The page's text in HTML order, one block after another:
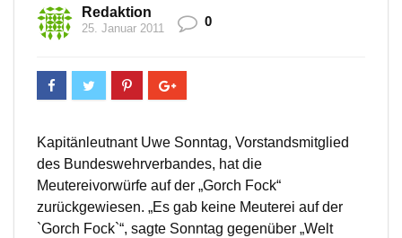
Redaktion
25. Januar 2011 0
Kapitänleutnant Uwe Sonntag, Vorstandsmitglied
des Bundeswehrverbandes, hat die
Meutereivorwürfe auf der „Gorch Fock“
zurückgewiesen. „Es gab keine Meuterei auf der
`Gorch Fock`“, sagte Sonntag gegenüber „Welt